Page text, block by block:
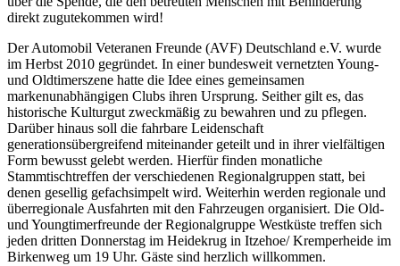
direkt zugutekommen wird!
Der Automobil Veteranen Freunde (AVF) Deutschland e.V. wurde
im Herbst 2010 gegründet. In einer bundesweit vernetzten Young-
und Oldtimerszene hatte die Idee eines gemeinsamen
markenunabhängigen Clubs ihren Ursprung. Seither gilt es, das
historische Kulturgut zweckmäßig zu bewahren und zu pflegen.
Darüber hinaus soll die fahrbare Leidenschaft
generationsübergreifend miteinander geteilt und in ihrer vielfältigen
Form bewusst gelebt werden. Hierfür finden monatliche
Stammtischtreffen der verschiedenen Regionalgruppen statt, bei
denen gesellig gefachsimpelt wird. Weiterhin werden regionale und
überregionale Ausfahrten mit den Fahrzeugen organisiert. Die Old-
und Youngtimerfreunde der Regionalgruppe Westküste treffen sich
jeden dritten Donnerstag im Heidekrug in Itzehoe/ Kremperheide im
Birkenweg um 19 Uhr. Gäste sind herzlich willkommen.